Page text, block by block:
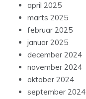
april 2025
marts 2025
februar 2025
januar 2025
december 2024
november 2024
oktober 2024
september 2024